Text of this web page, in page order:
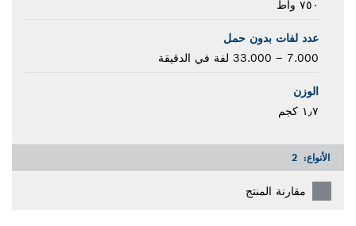
٧٥٠ واط
عدد لفات بدون حمل
7.000 – 33.000 لفة في الدقيقة
الوزن
١٫٧ كجم
الأنواع: 2
مقارنة المنتج